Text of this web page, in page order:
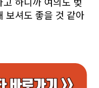
보셔도 좋을 것 같아